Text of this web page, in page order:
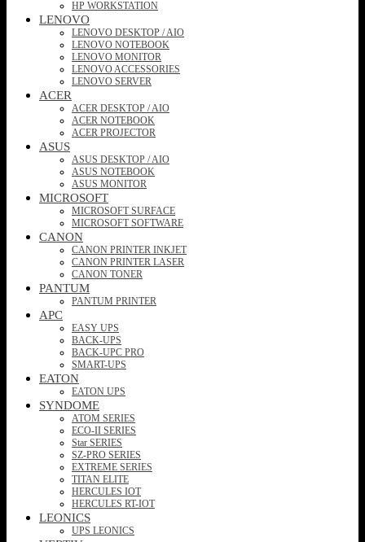
HP WORKSTATION
LENOVO
LENOVO DESKTOP / AIO
LENOVO NOTEBOOK
LENOVO MONITOR
LENOVO ACCESSORIES
LENOVO SERVER
ACER
ACER DESKTOP / AIO
ACER NOTEBOOK
ACER PROJECTOR
ASUS
ASUS DESKTOP / AIO
ASUS NOTEBOOK
ASUS MONITOR
MICROSOFT
MICROSOFT SURFACE
MICROSOFT SOFTWARE
CANON
CANON PRINTER INKJET
CANON PRINTER LASER
CANON TONER
PANTUM
PANTUM PRINTER
APC
EASY UPS
BACK-UPS
BACK-UPC PRO
SMART-UPS
EATON
EATON UPS
SYNDOME
ATOM SERIES
ECO-II SERIES
Star SERIES
SZ-PRO SERIES
EXTREME SERIES
TITAN ELITE
HERCULES IOT
HERCULES RT-IOT
LEONICS
UPS LEONICS